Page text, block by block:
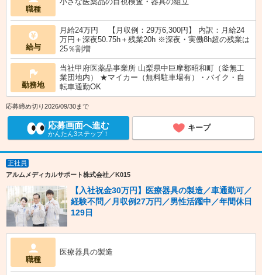
職種
給与
月給24万円 【月収例：29万6,300円】 内訳：月給24
万円＋深夜50.75h＋残業20h ※深夜・実働8h超の残業は
25％割増
勤務地
当社甲府医薬品事業所 山梨県中巨摩郡昭和町（釜無工
業団地内） ★マイカー（無料駐車場有）・バイク・自
転車通勤OK
応募締め切り2026/09/30まで
応募画面へ進む
かんたん3ステップ！
キープ
正社員
アルムメディカルサポート株式会社／K015
【入社祝金30万円】医療器具の製造／車通勤可／
経験不問／月収例27万円／男性活躍中／年間休日
129日
職種
医療器具の製造